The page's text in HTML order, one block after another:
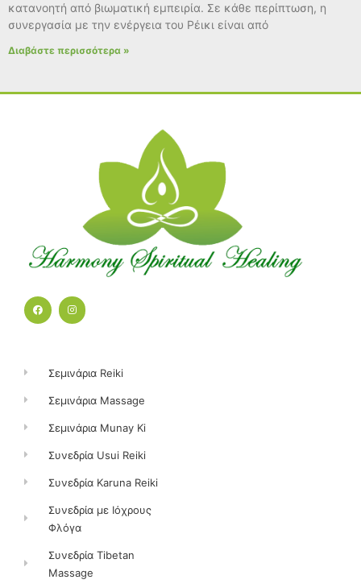
κατανοητή από βιωματική εμπειρία. Σε κάθε περίπτωση, η
συνεργασία με την ενέργεια του Ρέικι είναι από
Διαβάστε περισσότερα »
F
a
I
n
m
Σεμινάρια Reiki
Σεμινάρια Massage
Σεμινάρια Munay Ki
Συνεδρία Usui Reiki
Συνεδρία Karuna Reiki
Συνεδρία με Ιόχρους
Φλόγα
Συνεδρία Tibetan
Massage